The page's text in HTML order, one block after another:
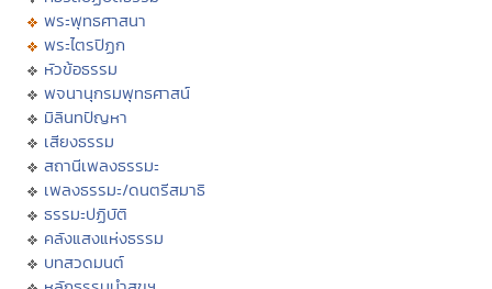
พระพุทธศาสนา
พระไตรปิฏก
หัวข้อธรรม
พจนานุกรมพุทธศาสน์
มิลินทปัญหา
เสียงธรรม
สถานีเพลงธรรมะ
เพลงธรรมะ/ดนตรีสมาธิ
ธรรมะปฏิบัติ
คลังแสงแห่งธรรม
บทสวดมนต์